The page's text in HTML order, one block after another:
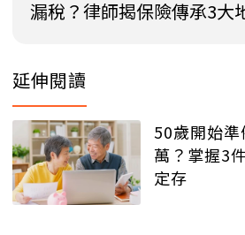
漏稅？律師揭保險傳承3大
延伸閱讀
50歲開始
萬？掌握3
定存